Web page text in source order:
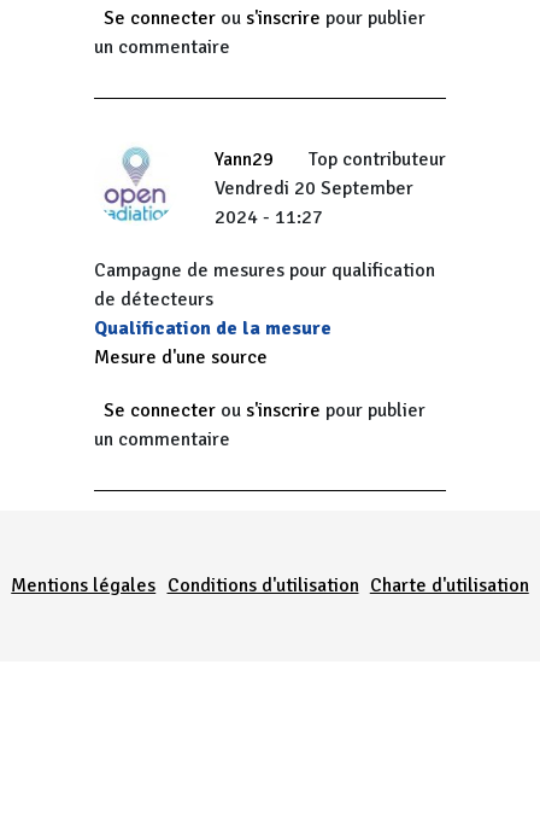
Se connecter ou s'inscrire pour publier
un commentaire
Yann29
Top contributeur
Vendredi 20 September
2024 - 11:27
Campagne de mesures pour qualification
de détecteurs
Qualification de la mesure
Mesure d'une source
Se connecter ou s'inscrire pour publier
un commentaire
Mentions légales Conditions d'utilisation Charte d'utilisation